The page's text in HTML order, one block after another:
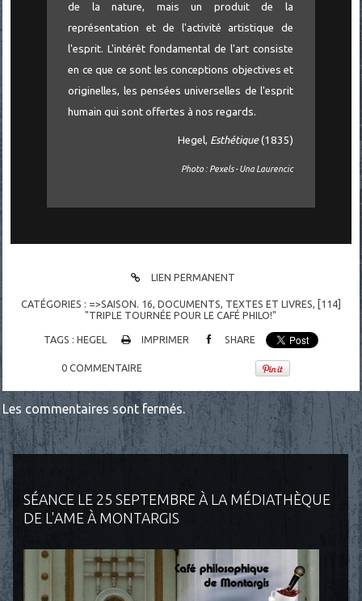
SÉANCE LE 25 SEPTEMBRE À LA MÉDIATHÈQUE
DE L'AME À MONTARGIS
de la nature, mais un produit de la
représentation et de l'activité artistique de
l'esprit. L'intérêt fondamental de l'art consiste
en ce que ce sont les conceptions objectives et
originelles, les pensées universelles de l'esprit
humain qui sont offertes à nos regards.
Hegel, Esthétique(1835)
Photo : Pexels - Una Laurencic
LIEN PERMANENT
CATÉGORIES : =>SAISON. 16, DOCUMENTS, TEXTES ET LIVRES, [114]
"TRIPLE TOURNÉE POUR LE CAFÉ PHILO!"
TAGS : HEGEL IMPRIMER SHARE
0 COMMENTAIRE
Les commentaires sont fermés.